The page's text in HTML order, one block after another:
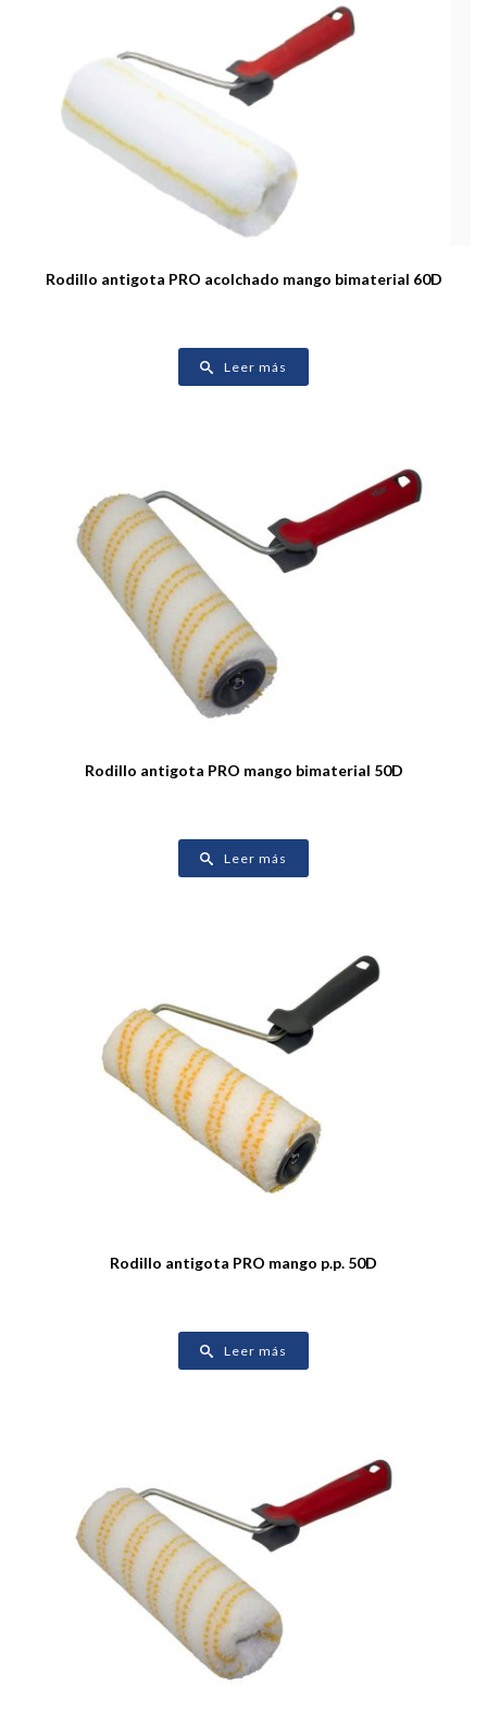
Rodillo antigota PRO acolchado mango bimaterial 60D
Leer más
Rodillo antigota PRO mango bimaterial 50D
Leer más
Rodillo antigota PRO mango p.p. 50D
Leer más